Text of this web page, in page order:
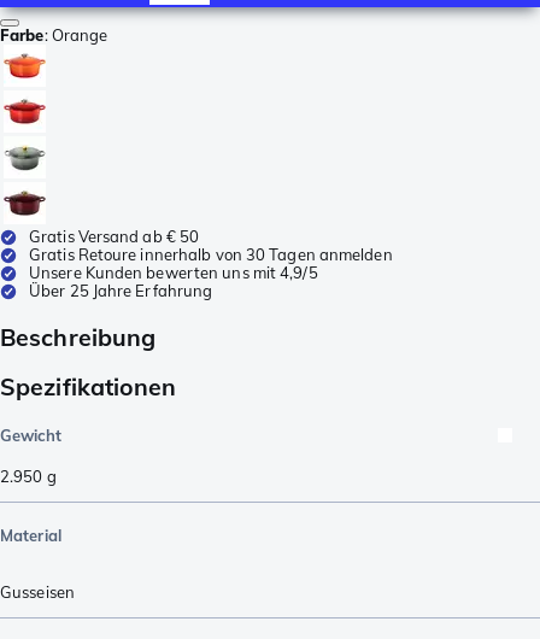
Farbe:Orange
Gratis Versand ab € 50
Gratis Retoure innerhalb von 30 Tagen anmelden
Unsere Kunden bewerten uns mit 4,9/5
Über 25 Jahre Erfahrung
Beschreibung
Spezifikationen
Gewicht
2.950 g
Material
Gusseisen